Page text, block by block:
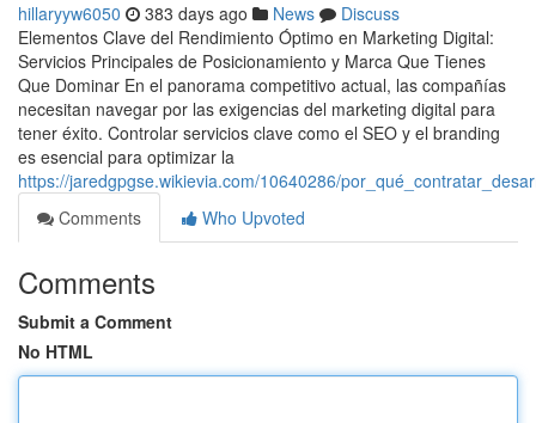
hillaryyw6050 383 days ago News
Discuss
Elementos Clave del Rendimiento Óptimo en Marketing Digital:
Servicios Principales de Posicionamiento y Marca Que Tienes
Que Dominar En el panorama competitivo actual, las compañías
necesitan navegar por las exigencias del marketing digital para
tener éxito. Controlar servicios clave como el SEO y el branding
es esencial para optimizar la
https://jaredgpgse.wikievia.com/10640286/
Comments
Who Upvoted
Comments
Submit a Comment
No HTML